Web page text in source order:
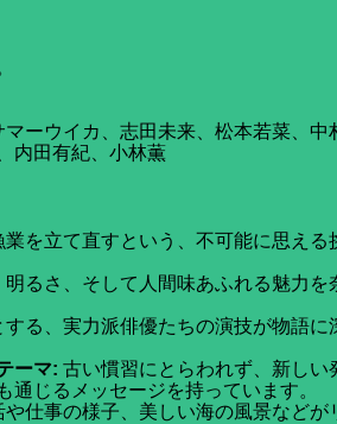
ーウイカ、志田未来、松本若菜、中
内田有紀、小林薫
業を立て直すという、不可能に思える
るさ、そして人間味あふれる魅力を
る、実力派俳優たちの演技が物語に
ーマ: 古い慣習にとらわれず、新しい
じるメッセージを持っています。
仕事の様子、美しい海の風景などが